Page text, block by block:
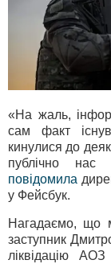
«На жаль,
сам факт
кинулися до
публічно
повідомила
у Фейсбук.
Нагадаємо, що
заступник
ліквідацію